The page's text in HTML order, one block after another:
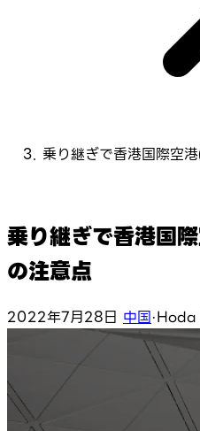
乗り継ぎで香港国際空
乗り継ぎで香港国
の注意点
2022年7月28日 中国·